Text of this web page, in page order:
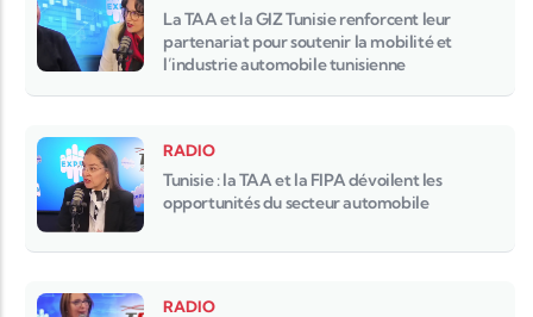
La TAA et la GIZ Tunisie renforcent leur
partenariat pour soutenir la mobilité et
l’industrie automobile tunisienne
RADIO
Tunisie : la TAA et la FIPA dévoilent les
opportunités du secteur automobile
RADIO